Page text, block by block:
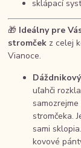
sklápací
🎁 Ideálny pre
stromček z celej
Vianoce.
uľahči
stromčeka.
sami
kovové